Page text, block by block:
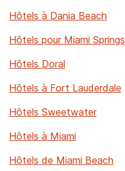
Hôtels à Dania Beach
Hôtels pour Miami Springs
Hôtels Doral
Hôtels à Fort Lauderdale
Hôtels Sweetwater
Hôtels à Miami
Hôtels de Miami Beach